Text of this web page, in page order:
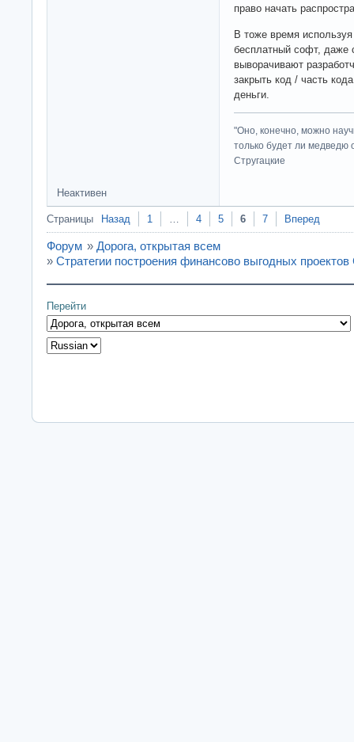
право начать
В тоже время
бесплатный софт, даже
выворачивают
закрыть код / часть
деньги.
"Оно, конечно, можно
только будет ли медведю
Стругацкие
Неактивен
Страницы Назад 1 4 5 6 7 Вперед
Форум » Дорога, открытая всем
» Стратегии построения финансово выгодных
Перейти